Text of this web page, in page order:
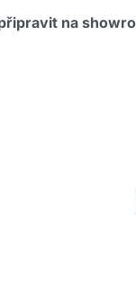
na